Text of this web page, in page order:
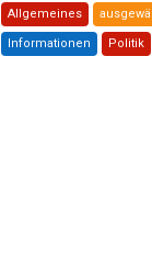
Allgemeines
Informationen Politik